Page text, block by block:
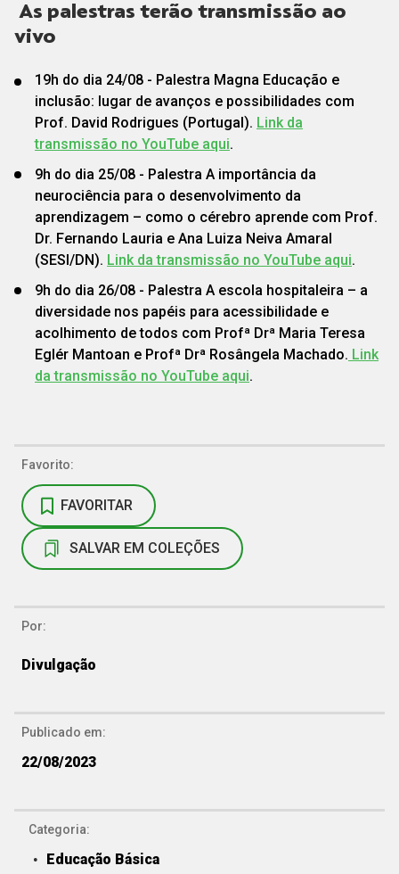
As palestras terão transmissão ao
vivo
19h do dia 24/08 - Palestra Magna Educação e
inclusão: lugar de avanços e possibilidades com
Prof. David Rodrigues (Portugal). Link da
transmissão no YouTube aqui.
9h do dia 25/08 - Palestra A importância da
neurociência para o desenvolvimento da
aprendizagem – como o cérebro aprende com Prof.
Dr. Fernando Lauria e Ana Luiza Neiva Amaral
(SESI/DN). Link da transmissão no YouTube aqui.
9h do dia 26/08 - Palestra A escola hospitaleira – a
diversidade nos papéis para acessibilidade e
acolhimento de todos com Profª Drª Maria Teresa
Eglér Mantoan e Profª Drª Rosângela Machado. Link
da transmissão no YouTube aqui.
Favorito:
FAVORITAR
SALVAR EM COLEÇÕES
Por:
Divulgação
Publicado em:
22/08/2023
Categoria:
Educação Básica